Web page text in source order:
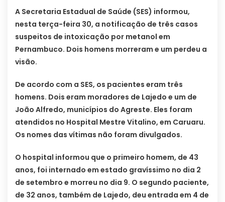
A Secretaria Estadual de Saúde (SES) informou,
nesta terça-feira 30, a notificação de três casos
suspeitos de intoxicação por metanol em
Pernambuco. Dois homens morreram e um perdeu a
visão.
De acordo com a SES, os pacientes eram três
homens. Dois eram moradores de Lajedo e um de
João Alfredo, municípios do Agreste. Eles foram
atendidos no Hospital Mestre Vitalino, em Caruaru.
Os nomes das vítimas não foram divulgados.
O hospital informou que o primeiro homem, de 43
anos, foi internado em estado gravíssimo no dia 2
de setembro e morreu no dia 9. O segundo paciente,
de 32 anos, também de Lajedo, deu entrada em 4 de